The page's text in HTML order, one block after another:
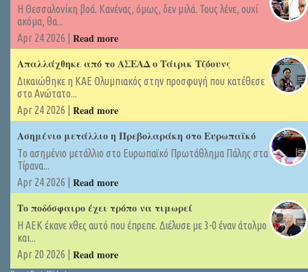
Η Θεσσαλονίκη βοά. Κανένας, όμως, δεν μιλά. Τους λένε, ουχί
ακόμα, θα...
Apr 24 2026 | Read more
Απαλλάχθηκε από το ΑΣΕΑΔ ο Τάιρικ Τζόουνς
Δικαιώθηκε η ΚΑΕ Ολυμπιακός στην προσφυγή που κατέθεσε
στο Ανώτατο...
Apr 24 2026 | Read more
Ασημένιο μετάλλιο η Πρεβολαράκη στο Ευρωπαϊκό
Tο ασημένιο μετάλλιο στο Ευρωπαϊκό Πρωτάθλημα Πάλης στα
Τίρανα...
Apr 24 2026 | Read more
Το ποδόσφαιρο έχει τρόπο να τιμωρεί
Η ΑΕΚ έκανε χθες αυτό που έπρεπε. Διέλυσε με 3-0 έναν άτολμο
και...
Apr 20 2026 | Read more